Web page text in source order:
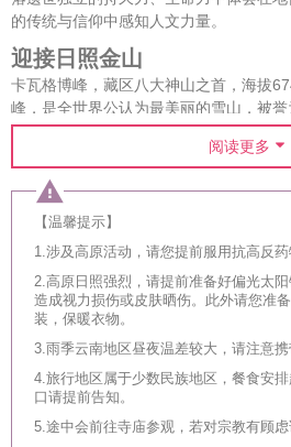
的传统与信仰中感知人文力量。
迎接日照金山
卡瓦格博峰，藏区八大神山之首，海拔
峰，是全世界公认为最美丽的雪山，被誉
名“三江并流”地区，怒山山脉中段梅里
峰。在既下山，面对的还有太子十三峰的
卡瓦格博酒吧位于既下山·梅里的顶层，
雪山的主峰卡瓦格博，除了早起来此感
晚也别忘了在漫天星空下品尝来自冰川
极简主义，是一个最适合安静与思考的
酒店视野最好的部分，你可以在凝视雪
穿越德贡公路 窥见孔雀山
中国最神秘之地，怒江一定是其一。怒
藏高原与云贵高原过渡地带，全长3240
怒江自由，因为它是中国唯一一条没有
两岸居民交通的主要方式，这片土地，更
阅读更多
【温馨提示】
1.涉及高原活动，请您提前服用抗高反药
2.高原日照强烈，请提前准备好偏光太
造成视力损伤或皮肤晒伤。此外请您准
装，保暖衣物。
3.雨季云南地区昼夜温差较大，请注意携
4.旅行地区属于少数民族地区，餐食安
口请提前告知。
5.途中会前往寺庙参观，若对宗教有顾虑